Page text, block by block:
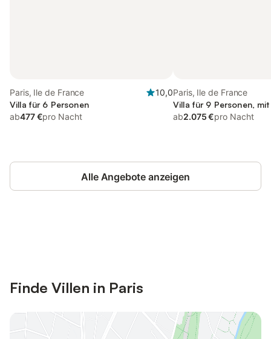
Paris, Ile de France
10,0
Villa für 6 Personen
ab477 €pro Nacht
Paris, Ile de France
Villa für 9 Personen, mit
ab2.075 €pro Nacht
Alle Angebote anzeigen
Finde Villen in Paris